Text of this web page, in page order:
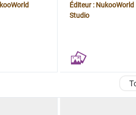
Éditeur : NukooWorld
Studio